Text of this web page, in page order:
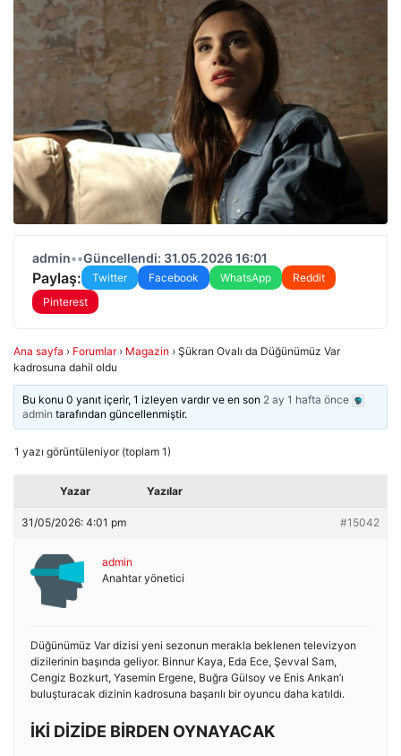
admin••Güncellendi: 31.05.2026 16:01
Paylaş: Twitter Facebook WhatsApp
Reddit
Pinterest
Ana sayfa › Forumlar › Magazin › Şükran Ovalı da Düğünümüz Var
kadrosuna dahil oldu
Bu konu 0 yanıt içerir, 1 izleyen vardır ve en son 2 ay 1 hafta önce
admin tarafından güncellenmiştir.
1 yazı görüntüleniyor (toplam 1)
Yazar Yazılar
31/05/2026: 4:01 pm #15042
admin
Anahtar yönetici
Düğünümüz Var dizisi yeni sezonun merakla beklenen televizyon
dizilerinin başında geliyor. Binnur Kaya, Eda Ece, Şevval Sam,
Cengiz Bozkurt, Yasemin Ergene, Buğra Gülsoy ve Enis Arıkan’ı
buluşturacak dizinin kadrosuna başarılı bir oyuncu daha katıldı.
İKİ DİZİDE BİRDEN OYNAYACAK